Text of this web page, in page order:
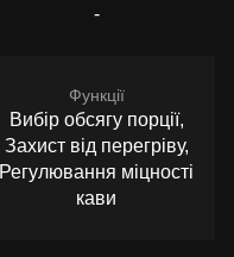
-
Функції
Вибір обсягу порції,
Захист від перегріву,
Регулювання міцності
кави